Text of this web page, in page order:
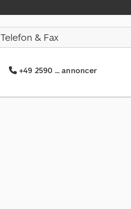
Telefon & Fax
+49 2590 ... annoncer